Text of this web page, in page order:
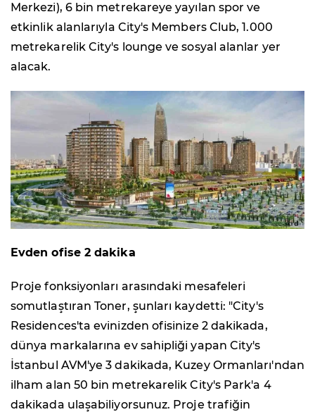
Merkezi), 6 bin metrekareye yayılan spor ve
etkinlik alanlarıyla City's Members Club, 1.000
metrekarelik City's lounge ve sosyal alanlar yer
alacak.
Evden ofise 2 dakika
Proje fonksiyonları arasındaki mesafeleri
somutlaştıran Toner, şunları kaydetti: "City's
Residences'ta evinizden ofisinize 2 dakikada,
dünya markalarına ev sahipliği yapan City's
İstanbul AVM'ye 3 dakikada, Kuzey Ormanları'ndan
ilham alan 50 bin metrekarelik City's Park'a 4
dakikada ulaşabiliyorsunuz. Proje trafiğin